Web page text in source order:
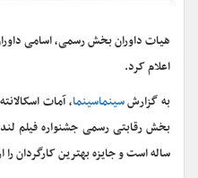
هیات داوران بخش رسمی، اسامی
اعلام کرد.
به گزارشسینماسینما، آمات
ساله است و جایزه بهترین کارگردان را از